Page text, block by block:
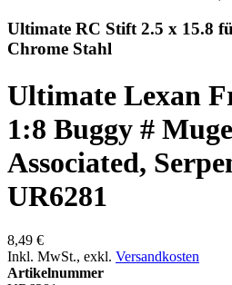
Ultimate RC Stift 2.5 x 15.8
Chrome Stahl
Ultimate Lexan
1:8 Buggy #
Associated,
UR6281
8,49 €
Inkl. MwSt., exkl. Versandkosten
Artikelnummer